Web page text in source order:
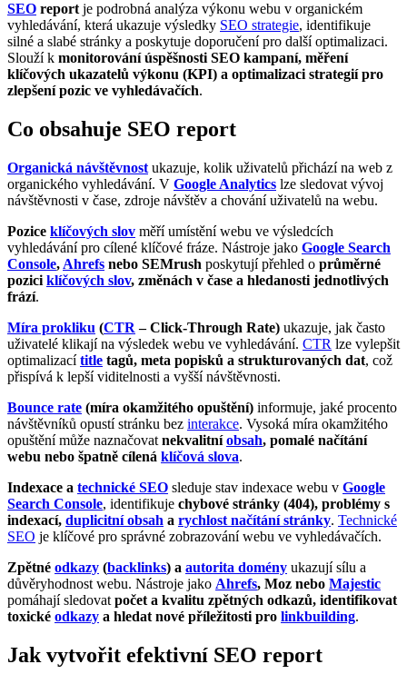
SEO report je podrobná analýza výkonu webu v organickém
vyhledávání, která ukazuje výsledky SEO strategie, identifikuje
silné a slabé stránky a poskytuje doporučení pro další optimalizaci.
Slouží k monitorování úspěšnosti SEO kampaní, měření
klíčových ukazatelů výkonu (KPI) a optimalizaci strategií pro
zlepšení pozic ve vyhledávačích.
Co obsahuje SEO report
Organická návštěvnost ukazuje, kolik uživatelů přichází na web z
organického vyhledávání. V Google Analytics lze sledovat vývoj
návštěvnosti v čase, zdroje návštěv a chování uživatelů na webu.
Pozice klíčových slov měří umístění webu ve výsledcích
vyhledávání pro cílené klíčové fráze. Nástroje jako Google Search
Console, Ahrefs nebo SEMrush poskytují přehled o průměrné
pozici klíčových slov, změnách v čase a hledanosti jednotlivých
frází.
Míra prokliku (CTR – Click-Through Rate) ukazuje, jak často
uživatelé klikají na výsledek webu ve vyhledávání. CTR lze vylepšit
optimalizacítitle tagů, meta popisků a strukturovaných dat, což
přispívá k lepší viditelnosti a vyšší návštěvnosti.
Bounce rate (míra okamžitého opuštění) informuje, jaké procento
návštěvníků opustí stránku bez interakce. Vysoká míra okamžitého
opuštění může naznačovat nekvalitníobsah, pomalé načítání
webu nebo špatně cílená klíčová slova.
Indexace a technické SEO sleduje stav indexace webu v Google
Search Console, identifikuje chybové stránky (404), problémy s
indexací, duplicitní obsah a rychlost načítání stránky. Technické
SEO je klíčové pro správné zobrazování webu ve vyhledávačích.
Zpětné odkazy (backlinks) a autorita domény ukazují sílu a
důvěryhodnost webu. Nástroje jako Ahrefs, Moz nebo Majestic
pomáhají sledovat počet a kvalitu zpětných odkazů, identifikovat
toxické odkazy a hledat nové příležitosti pro linkbuilding.
Jak vytvořit efektivní SEO report